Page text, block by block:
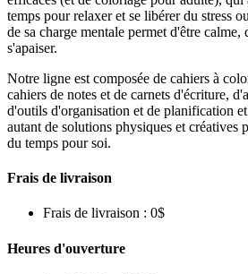
temps pour relaxer et se libérer du stress
de sa charge mentale permet d'être calme,
s'apaiser.
Notre ligne est composée de cahiers à
cahiers de notes et de carnets d'écriture,
d'outils d'organisation et de planification
autant de solutions physiques et créatives
du temps pour soi.
Frais de livraison
Frais de livraison : 0$
Heures d'ouverture